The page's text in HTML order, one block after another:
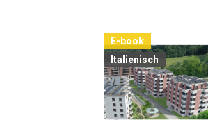
E-book
Italienisch